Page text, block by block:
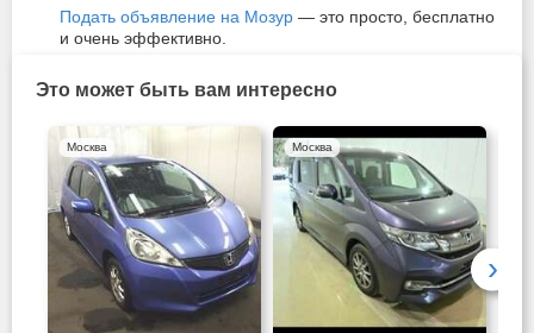
Подать объявление на Мозур — это просто, бесплатно
и очень эффективно.
Это может быть вам интересно
Москва Москва
›